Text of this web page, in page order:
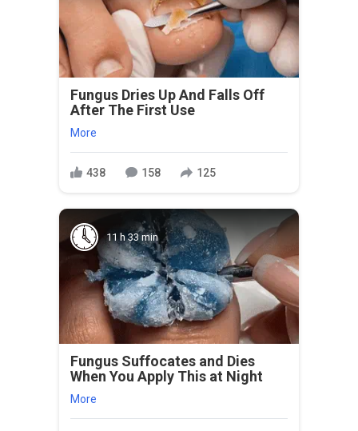
Fungus Dries Up And Falls Off
After The First Use
More
438 158 125
11 h 33 min
Fungus Suffocates and Dies
When You Apply This at Night
More